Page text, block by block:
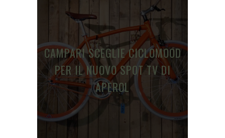
CAMPARI SCEGLIE CICLOMOOD
PER IL NUOVO SPOT TV DI
APEROL